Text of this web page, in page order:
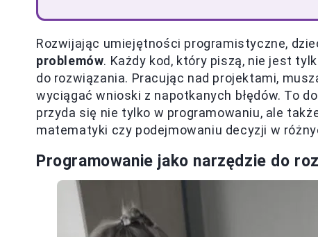
Rozwijając umiejętności programistyczne,
problemów. Każdy kod, który piszą, nie jest
do rozwiązania. Pracując nad projektami,
wyciągać wnioski z napotkanych błędów. To
przyda się nie tylko w programowaniu, ale
matematyki czy podejmowaniu decyzji w
Programowanie jako narzędzie do